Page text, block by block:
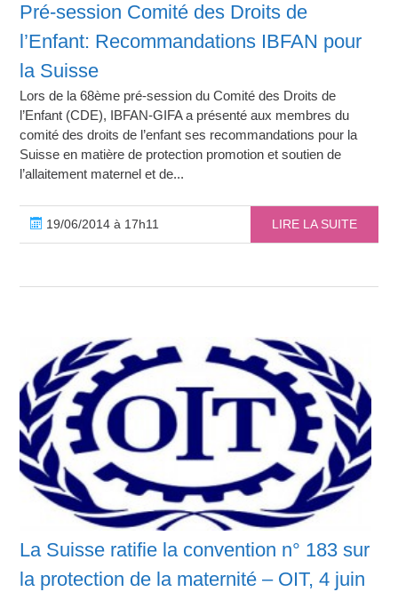
Pré-session Comité des Droits de
l’Enfant: Recommandations IBFAN pour
la Suisse
Lors de la 68ème pré-session du Comité des Droits de
l’Enfant (CDE), IBFAN-GIFA a présenté aux membres du
comité des droits de l’enfant ses recommandations pour la
Suisse en matière de protection promotion et soutien de
l’allaitement maternel et de...
19/06/2014 à 17h11 LIRE LA SUITE
La Suisse ratifie la convention n° 183 sur
la protection de la maternité – OIT, 4 juin